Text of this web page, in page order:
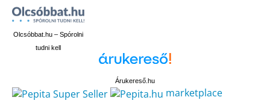
Olcsóbbat.hu – Spórolni
tudni kell
Árukereső.hu
marketplace